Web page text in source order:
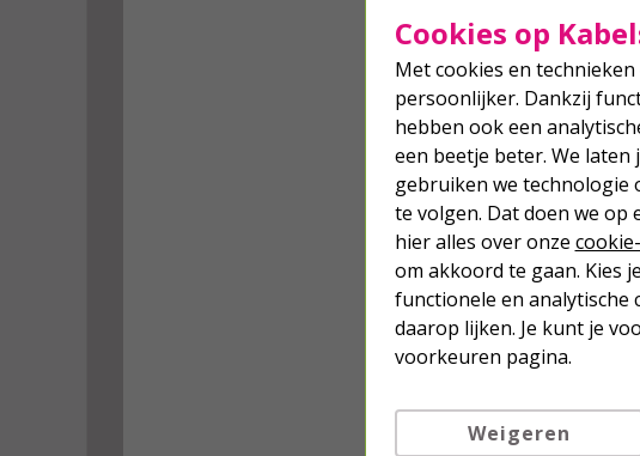
Cookies op
Met cookies en
persoonlijker. Dankzij
hebben ook een
een beetje beter. We
gebruiken we technologie
te volgen. Dat doen we op
hier alles over onze
om akkoord te gaan. Kies
functionele en analytische
daarop lijken. Je kunt je
voorkeuren pagina.
Weigeren